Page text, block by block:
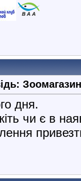
дня.
чи є в